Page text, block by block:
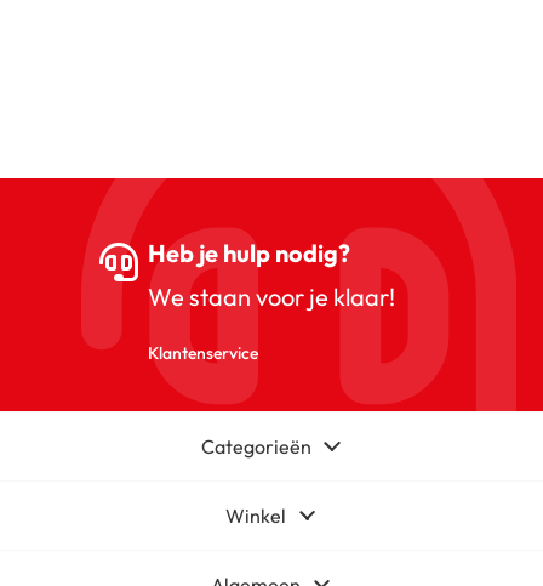
Heb je hulp nodig?
We staan voor je klaar!
Klantenservice
Categorieën
Winkel